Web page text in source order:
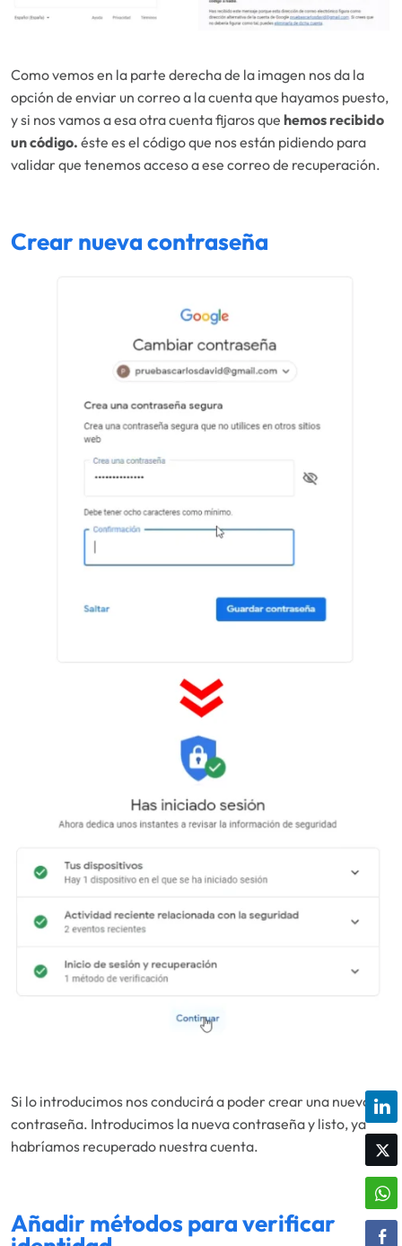
Como vemos en la parte derecha de la imagen nos da la
opción de enviar un correo a la cuenta que hayamos puesto,
y si nos vamos a esa otra cuenta fijaros que hemos recibido
un código. éste es el código que nos están pidiendo para
validar que tenemos acceso a ese correo de recuperación.
Crear nueva contraseña
Si lo introducimos nos conducirá a poder crear una nueva
contraseña. Introducimos la nueva contraseña y listo, ya
habríamos recuperado nuestra cuenta.
Añadir métodos para verificar